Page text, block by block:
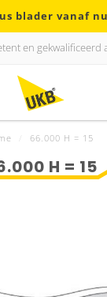
blader vanaf
en gekwalificeerd
66.000 H = 15
H = 15